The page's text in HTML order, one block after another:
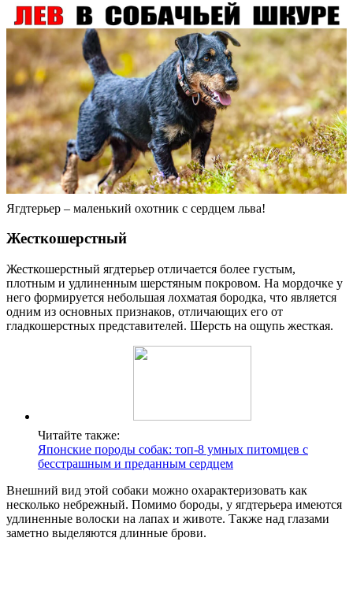
Ягдтерьер – маленький охотник с сердцем льва!
Жесткошерстный­
Жесткошерстный ягдтерьер отличается более густым,
плотным и удлиненным шерстяным покровом. На мордочке у
него формируется небольшая лохматая бородка, что является
одним из основных признаков, отличающих его от
гладкошерстных представителей. Шерсть на ощупь жесткая.
Читайте также:
Японские породы собак: топ-8 умных питомцев с
бесстрашным и преданным сердцем
Внешний вид этой собаки можно охарактеризовать как
несколько небрежный. Помимо бороды, у ягдтерьера имеются
удлиненные волоски на лапах и животе. Также над глазами
заметно выделяются длинные брови.